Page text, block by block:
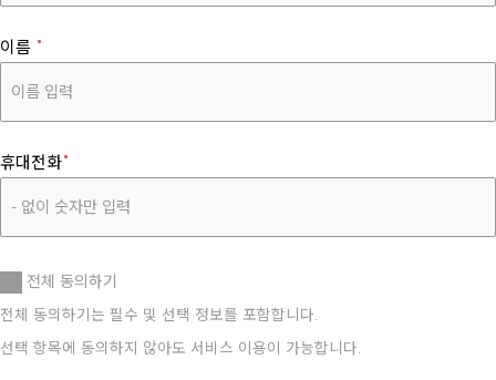
이름
휴대전화
전체 동의하기
전체 동의하기는 필수 및 선택 정보를 포함합니다.
선택 항목에 동의하지 않아도 서비스 이용이 가능합니다.